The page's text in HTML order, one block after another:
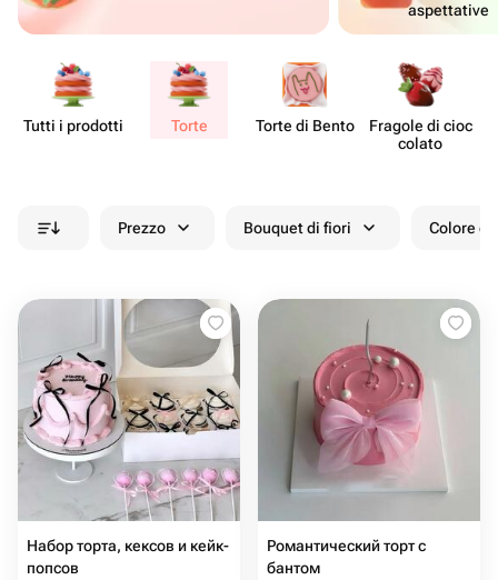
aspettative
Tutti i prodotti Torte Torte di Bento
Fragole di cioc​
colato
Prezzo Bouquet di fiori Colore
Набор торта, кексов и кейк-
попсов
Романтический торт с
бантом